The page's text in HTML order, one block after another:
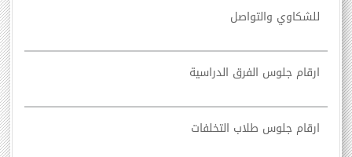
للشكاوي والتواصل
ارقام جلوس الفرق الدراسية
ارقام جلوس طلاب التخلفات